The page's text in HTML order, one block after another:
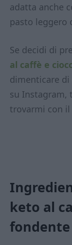
adatta anche
pasto leggero
Se decidi di
al caffè e
dimenticare
su Instagram,
trovarmi con il
keto al
fondente